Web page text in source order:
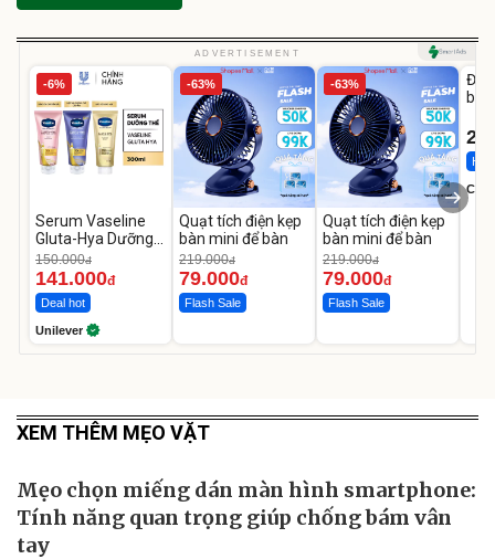
ADVERTISEMENT
-6%
Serum Vaseline
Gluta-Hya Dưỡng
Da Sáng Mịn Sau 7
Ngày
150.000đ
141.000đ
Deal hot
Unilever
-63%
Quạt tích điện kẹp
bàn mini để bàn
219.000đ
79.000đ
Flash Sale
-63%
Quạt tích điện kẹp
bàn mini để bàn
219.000đ
79.000đ
Flash Sale
Đai
bé
Hot
XEM THÊM MẸO VẶT
Mẹo chọn miếng dán màn hình smartphone:
Tính năng quan trọng giúp chống bám vân
tay